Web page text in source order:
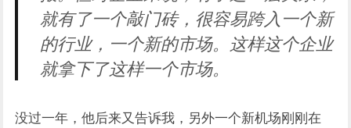
就有了一个敲门砖，很容易跨入一个新
的行业，一个新的市场。这样这个企业
就拿下了这样一个市场。
没过一年，他后来又告诉我，另外一个新机场刚刚在